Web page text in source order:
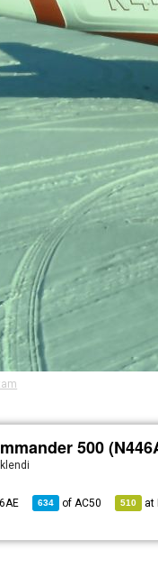
500
634 ofAC50 510 at